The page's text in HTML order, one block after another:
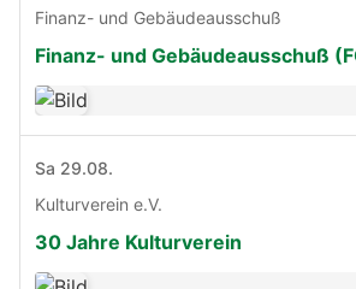
Finanz- und Gebäudeausschuß
Finanz- und Gebäudeausschuß
Sa 29.08.
Kulturverein e.V.
30 Jahre Kulturverein